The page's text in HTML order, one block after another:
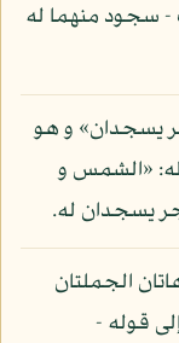
- سجود منهما له
يسجدان» و هو
«الشمس و
يسجدان له.
الجملتان
قوله -